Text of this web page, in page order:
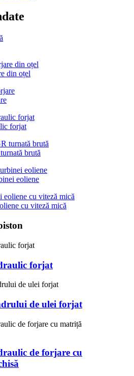
din oțel
forjat
brută
eoliene
cu viteză mică
forjat
de ulei forjat
de forjare cu